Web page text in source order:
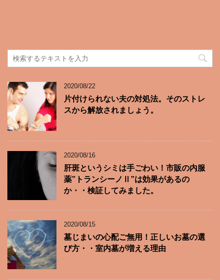
2020/08/22
片付けられない夫の対処法。そのストレ
スから解放されましょう。
2020/08/16
肝斑というシミは手ごわい！市販の内服
薬”トランシーノⅡ”は効果があるの
か・・検証してみました。
2020/08/15
墓じまいの心配ご無用！正しいお墓の選
び方・・室内墓が増える理由